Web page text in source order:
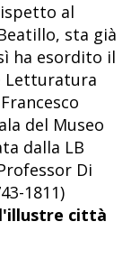
al
sta già
ha esordito il
Letturatura
del Museo
dalla LB
Di
1811)
città